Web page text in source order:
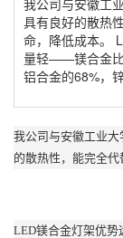
我公司与安徽工
具有良好的散热
命，降低成本。
量轻——镁合金比
铝合金的68%，
我公司与安徽工业
的散热性，能完全代
LED镁合金灯架优势